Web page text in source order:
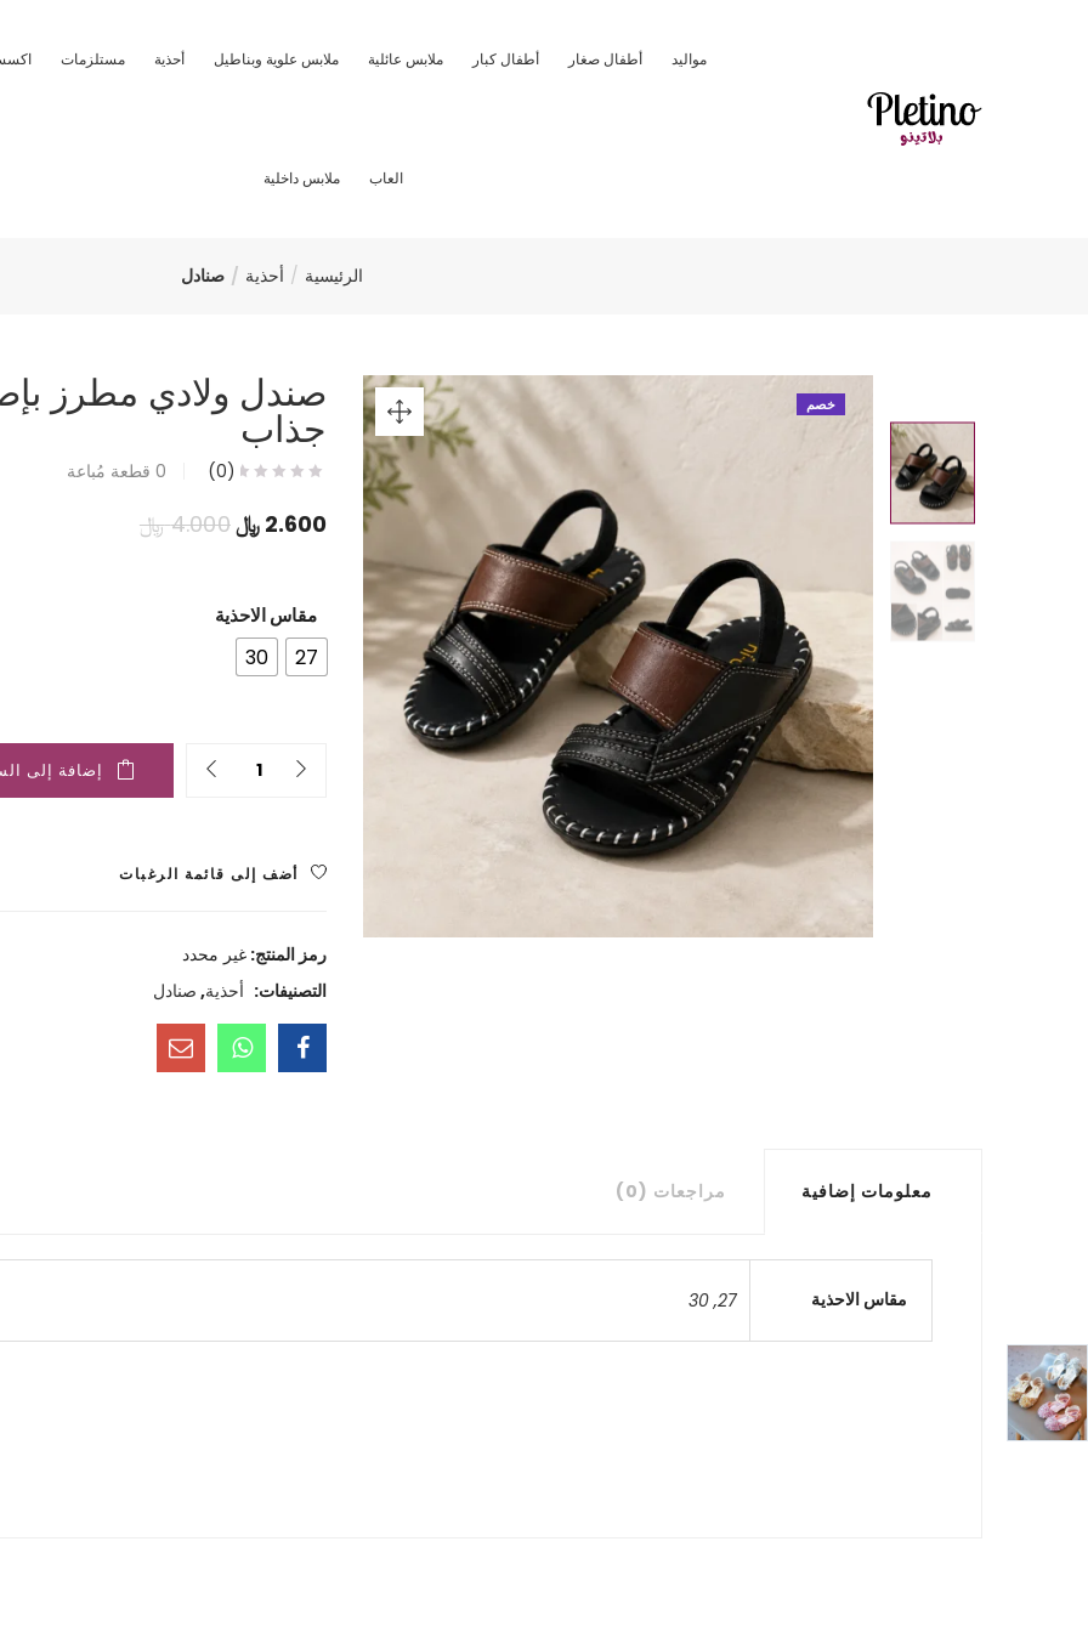
مواليد أطفال صغار أطفال كبار ملابس عائلية ملابس علوية وبناطيل أحذية مستلزمات
العاب ملابس داخلية
الرئيسية أحذية صنادل
خصم صندل ولادي مطرز
جذاب
(0)
0 قطعة مُباعة
2.600 ﷼السعر
2.600 ﷼.
4.000 ﷼السعر
مقاس الاحذية
27
30
Quantity
إضافة إلى
أضف إلى قائمة الرغبات
رمز المنتج: غير محدد
التصنيفات: أحذية, صنادل
معلومات إضافية مراجعات (0)
مقاس الاحذية 27
,
30